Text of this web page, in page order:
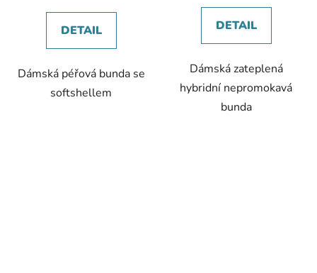
DETAIL
Dámská péřová bunda se
softshellem
DETAIL
Dámská zateplená
hybridní nepromokavá
bunda